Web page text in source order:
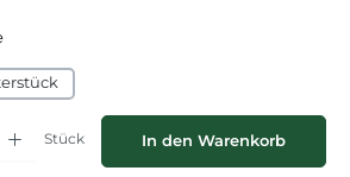
gewünschten Wert ein oder benutze die
Stück In den Warenkorb